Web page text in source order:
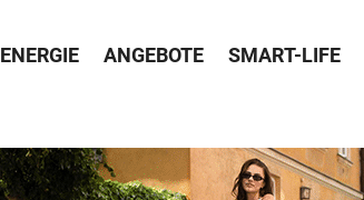
ENERGIE ANGEBOTE SMART-LIFE